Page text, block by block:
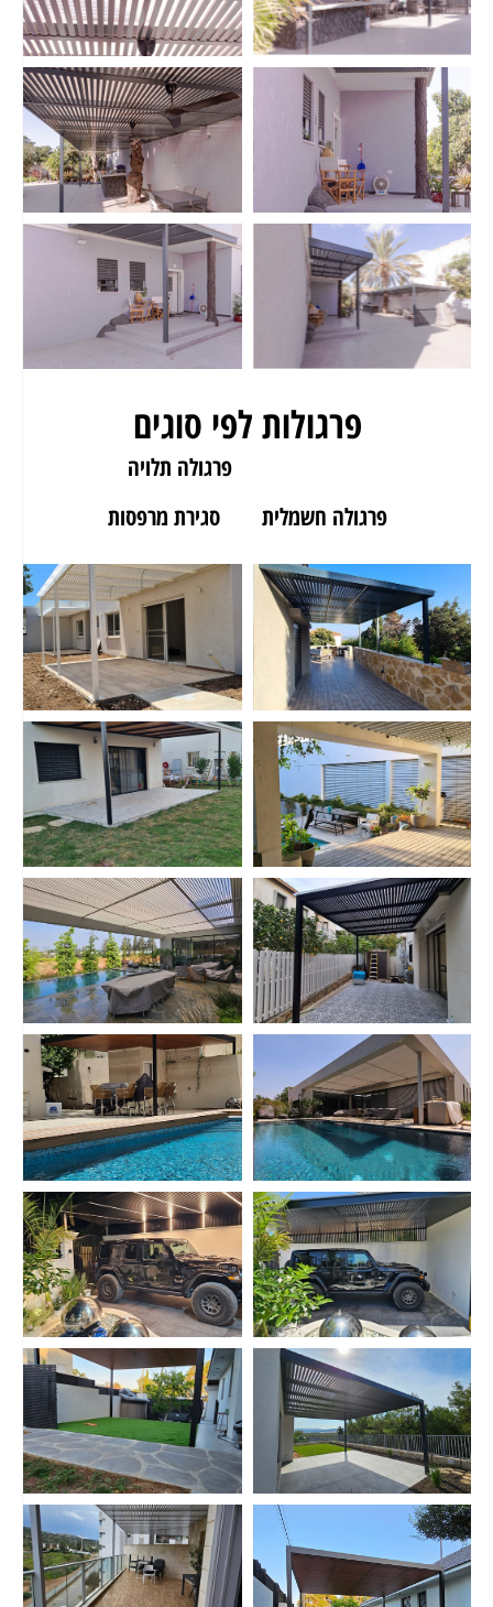
פרגולות לפי סוגים
פרגולה תלויה
פרגולה חשמלית
סגירת מרפסות